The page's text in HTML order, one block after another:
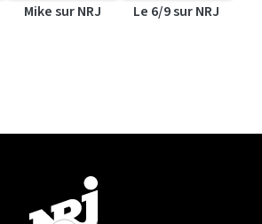
Mike sur NRJ Le 6/9 sur NRJ